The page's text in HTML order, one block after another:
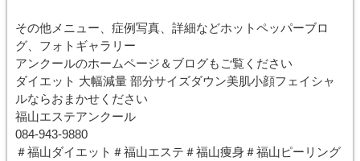
その他メニュー、症例写真、詳細などホットペッパーブロ
グ、フォトギャラリー
アンクールのホームページ＆ブログもご覧ください
ダイエット 大幅減量 部分サイズダウン美肌小顔フェイシャ
ルならおまかせください
福山エステアンクール
084-943-9880
＃福山ダイエット＃福山エステ＃福山痩身＃福山ピーリング